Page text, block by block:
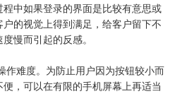
中如果登录的界面是比较有意思或
的视觉上得到满足，给客户留下不
慢而引起的反感。
难度。为防止用户因为按钮较小而
，可以在有限的手机屏幕上再适当